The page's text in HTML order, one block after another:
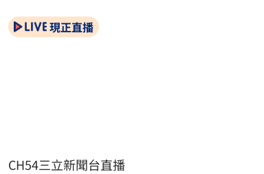
現正直播
CH54三立新聞台直播